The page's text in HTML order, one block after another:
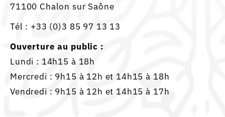
71100 Chalon sur Saône
Tél : +33 (0)3 85 97 13 13
Ouverture au public :
Lundi : 14h15 à 18h
Mercredi : 9h15 à 12h et 14h15 à 18h
Vendredi : 9h15 à 12h et 14h15 à 17h